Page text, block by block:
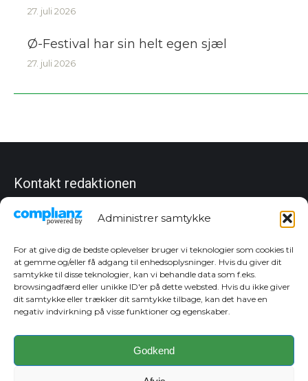
Administrer samtykke
For at give dig de bedste oplevelser bruger vi teknologier som cookies til
at gemme og/eller få adgang til enhedsoplysninger. Hvis du giver dit
samtykke til disse teknologier, kan vi behandle data som f.eks.
browsingadfærd eller unikke ID'er på dette websted. Hvis du ikke giver
dit samtykke eller trækker dit samtykke tilbage, kan det have en
negativ indvirkning på visse funktioner og egenskaber.
Godkend
27. juli 2026
Ø-Festival har sin helt egen sjæl
27. juli 2026
Kontakt redaktionen
Chefredaktør
Christian Dan Jensen
cj@sydfynskemedia.dk
Annoncer
Dorte Hansen
Tlf. 24 92 62 77
dh@sydfynskemedia.dk
Tlf. 22 45 86 83